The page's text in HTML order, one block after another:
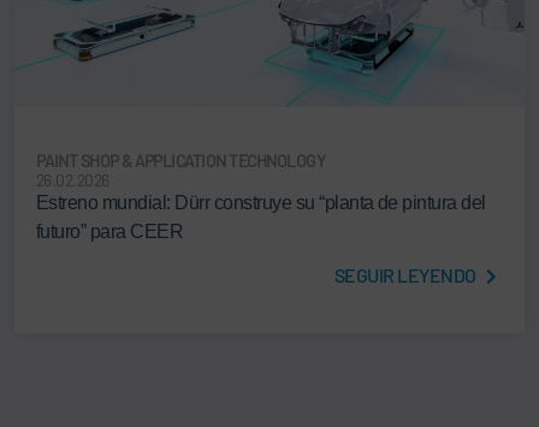
PAINT SHOP & APPLICATION TECHNOLOGY
26.02.2026
Estreno mundial: Dürr construye su “planta de pintura del
futuro” para CEER
SEGUIR LEYENDO